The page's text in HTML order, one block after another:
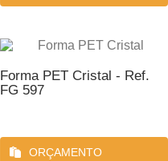
Forma PET Cristal - Ref.
FG 597
ORÇAMENTO